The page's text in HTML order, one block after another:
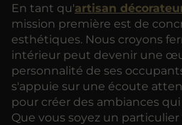
En tant qu'artisan
mission première est de
esthétiques. Nous croyons
intérieur peut devenir une
personnalité de ses
s'appuie sur une écoute
pour créer des ambiances
Que vous soyez un